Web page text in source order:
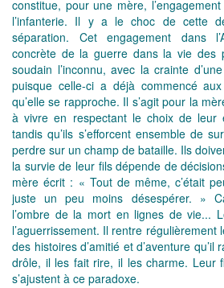
constitue, pour une mère,
l’infanterie. Il y a le choc de cette
séparation. Cet engagement dans
concrète de la guerre dans la vie des
soudain l’inconnu, avec la crainte
puisque celle-ci a déjà commencé
qu’elle se rapproche. Il s’agit pour la
à vivre en respectant le choix de leur
tandis qu’ils s’efforcent ensemble de
perdre sur un champ de bataille. Ils
la survie de leur fils dépende de
mère écrit : « Tout de même, c’était
juste un peu moins désespérer. »
l’ombre de la mort en lignes de vie...
l’aguerrissement. Il rentre régulièrement
des histoires d’amitié et d’aventure
drôle, il les fait rire, il les charme. Leur
s’ajustent à ce paradoxe.